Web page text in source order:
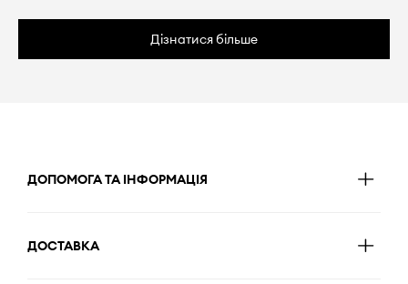
Дізнатися більше
ДОПОМОГА ТА ІНФОРМАЦІЯ
ДОСТАВКА